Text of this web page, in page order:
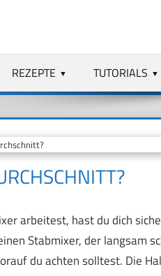
REZEPTE TUTORIALS
arbeitest, hast du dich
Stabmixer, der langsam
du achten solltest. Die